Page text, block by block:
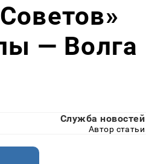
— Волга
Служба новостей
Автор статьи